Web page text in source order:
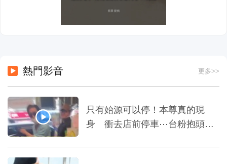
熱門影音 更多>>
只有始源可以停！本尊真的現
身 衝去店前停車⋯台粉抱頭嚇